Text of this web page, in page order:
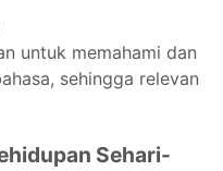
untuk memahami dan
sehingga relevan
Sehari-